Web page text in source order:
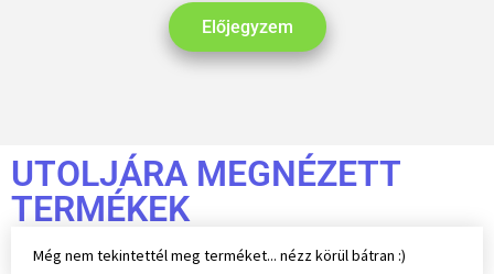
Előjegyzem
UTOLJÁRA MEGNÉZETT
TERMÉKEK
Még nem tekintettél meg terméket... nézz körül bátran :)